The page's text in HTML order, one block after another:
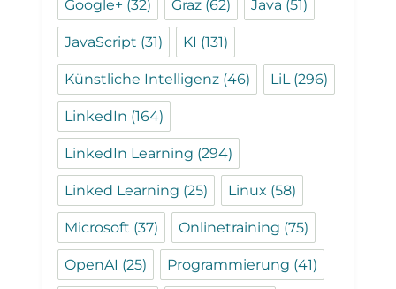
Google+ (32) Graz (62) Java (51)
JavaScript (31) KI (131)
Künstliche Intelligenz (46) LiL(296)
LinkedIn (164)
LinkedIn Learning (294)
Linked Learning (25) Linux (58)
Microsoft (37) Onlinetraining (75)
OpenAI (25) Programmierung (41)